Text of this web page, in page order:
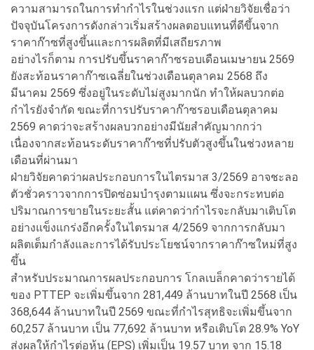
ความสามารถในการทำกำไรในช่วงแรก แต่ฝ่ายวิจัยเชื่อว่า
ปัจจุบันโครงการดังกล่าวเริ่มสร้างผลตอบแทนที่ดีขึ้นจาก
ราคาก๊าซที่สูงขึ้นและการผลิตที่มีเสถียรภาพ
อย่างไรก็ตาม การปรับขึ้นราคาก๊าซรอบเดือนเมษายน 2569
ยังสะท้อนราคาก๊าซเฉลี่ยในช่วงเดือนตุลาคม 2568 ถึง
มีนาคม 2569 ซึ่งอยู่ในระดับไม่สูงมากนัก ทำให้ผลบวกต่อ
กำไรยังจำกัด ขณะที่การปรับราคาก๊าซรอบเดือนตุลาคม
2569 คาดว่าจะสร้างผลบวกอย่างมีนัยสำคัญมากกว่า
เนื่องจากสะท้อนระดับราคาก๊าซที่ปรับตัวสูงขึ้นในช่วงหลาย
เดือนที่ผ่านมา
ฝ่ายวิจัยคาดว่าผลประกอบการในไตรมาส 3/2569 อาจชะลอ
ตัวชั่วคราวจากการปิดซ่อมบำรุงตามแผน ซึ่งจะกระทบต่อ
ปริมาณการขายในระยะสั้น แต่คาดว่ากำไรจะกลับมาเติบโต
อย่างแข็งแกร่งอีกครั้งในไตรมาส 4/2569 จากการกลับมา
ผลิตเต็มกำลังและการได้รับประโยชน์จากราคาก๊าซใหม่ที่สูง
ขึ้น
สำหรับประมาณการผลประกอบการ โกลเบล็กคาดว่ารายได้
ของ PTTEP จะเพิ่มขึ้นจาก 281,449 ล้านบาทในปี 2568 เป็น
368,644 ล้านบาทในปี 2569 ขณะที่กำไรสุทธิจะเพิ่มขึ้นจาก
60,257 ล้านบาท เป็น 77,692 ล้านบาท หรือเติบโต 28.9% YoY
ส่งผลให้กำไรต่อหุ้น (EPS) เพิ่มเป็น 19.57 บาท จาก 15.18